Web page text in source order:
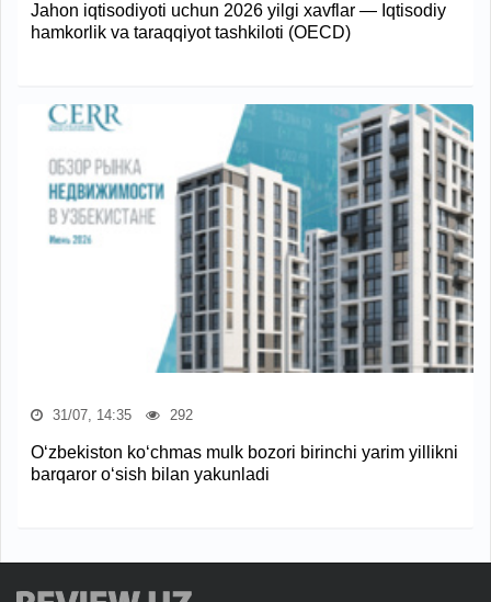
Jahon iqtisodiyoti uchun 2026 yilgi xavflar — Iqtisodiy
hamkorlik va taraqqiyot tashkiloti (OECD)
31/07, 14:35 292
O‘zbekiston ko‘chmas mulk bozori birinchi yarim yillikni
barqaror o‘sish bilan yakunladi